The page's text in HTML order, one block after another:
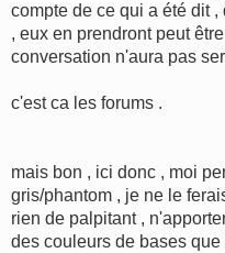
compte de ce qui a été dit
, eux en prendront peut
conversation n'aura pas
c'est ca les forums .
mais bon , ici donc , moi
gris/phantom , je ne le
rien de palpitant ,
des couleurs de bases